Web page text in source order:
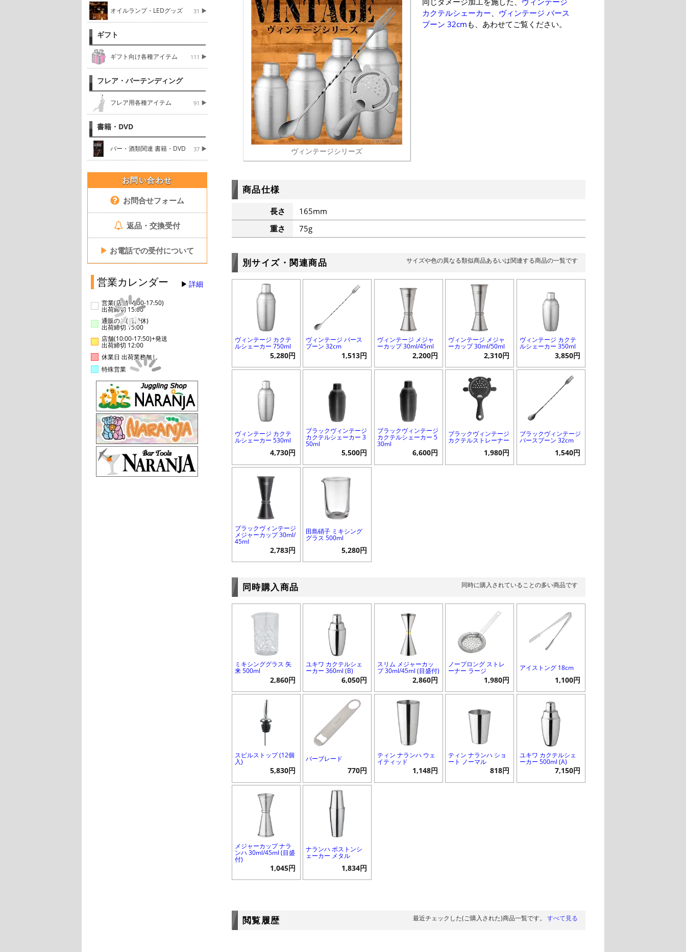
オイルランプ・LEDグッズ 31
ギフト
ギフト向け各種アイテム 111
フレア・バーテンディング
フレア用各種アイテム 91
書籍・DVD
バー・酒類関連 書籍・DVD 37
お問い合わせ
お問合せフォーム
返品・交換受付
▶ お電話での受付について
営業カレンダー 詳細
営業(店舗14:00-17:50)
出荷締切 15:00
通販のみ(店舗休)
出荷締切 15:00
店舗(10:00-17:50)+発送
出荷締切 12:00
休業日 出荷業務無し
特殊営業
ヴィンテージシリーズ
カクテルシェーカー、 ヴィンテージ バース
プーン 32cmも、あわせてご覧ください。
商品仕様
長さ
165mm
重さ
75g
別サイズ・関連商品 サイズや色の異なる類似商品あるいは関連する商品の一覧です
ヴィンテージ カクテ
ルシェーカー 750ml
5,280円
ヴィンテージ バース
プーン 32cm
1,513円
ヴィンテージ メジャ
ーカップ 30ml/45ml
2,200円
ヴィンテージ メジャ
ーカップ 30ml/50ml
2,310円
ヴィンテージ カクテ
ルシェーカー 350ml
3,850円
ヴィンテージ カクテ
ルシェーカー 530ml
4,730円
ブラックヴィンテージ
カクテルシェーカー 3
50ml
5,500円
ブラックヴィンテージ
カクテルシェーカー 5
30ml
6,600円
ブラックヴィンテージ
カクテルストレーナー
1,980円
ブラックヴィンテージ
バースプーン 32cm
1,540円
ブラックヴィンテージ
メジャーカップ 30ml/
45ml
2,783円
田島硝子 ミキシング
グラス 500ml
5,280円
同時購入商品 同時に購入されていることの多い商品です
ミキシンググラス 矢
来 500ml
2,860円
ユキワ カクテルシェ
ーカー 360ml (B)
6,050円
スリム メジャーカッ
プ 30ml/45ml (目盛付)
2,860円
ノープロング ストレ
ーナー ラージ
1,980円
アイストング 18cm
1,100円
スピルストップ (12個
入)
5,830円
バーブレード
770円
ティン ナランハ ウェ
イティッド
1,148円
ティン ナランハ ショ
ート ノーマル
818円
ユキワ カクテルシェ
ーカー 500ml (A)
7,150円
メジャーカップ ナラ
ンハ 30ml/45ml (目盛
付)
1,045円
ナランハ ボストンシ
ェーカー メタル
1,834円
閲覧履歴 最近チェックした(ご購入された)商品一覧です。 すべて見る